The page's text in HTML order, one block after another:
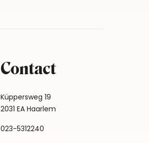
Contact
Küppersweg 19
2031 EA Haarlem
023-5312240